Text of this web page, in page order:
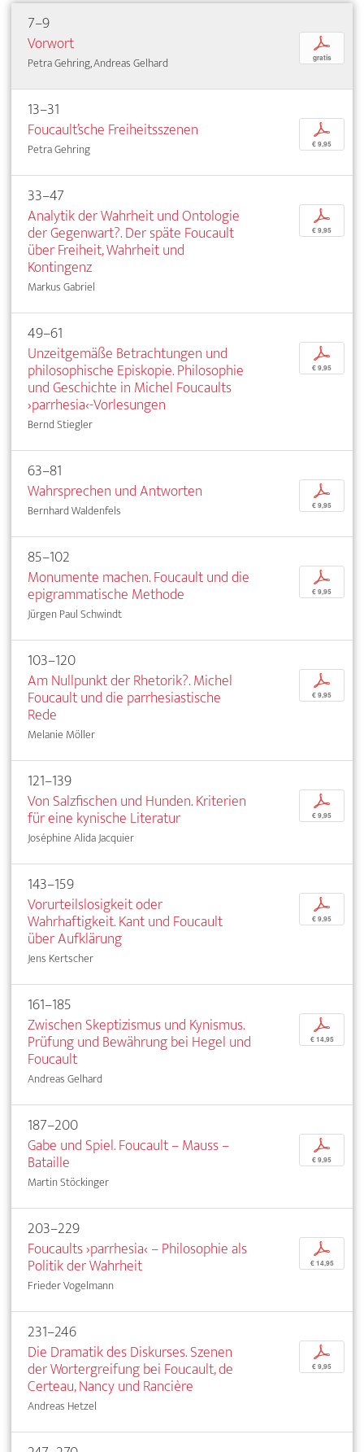
7–9
Vorwort
Petra Gehring, Andreas Gelhard
p
gratis
13–31
Foucault’sche Freiheitsszenen
Petra Gehring
p
€ 9,95
33–47
Analytik der Wahrheit und Ontologie
der Gegenwart?. Der späte Foucault
über Freiheit, Wahrheit und
Kontingenz
Markus Gabriel
p
€ 9,95
49–61
Unzeitgemäße Betrachtungen und
philosophische Episkopie. Philosophie
und Geschichte in Michel Foucaults
›parrhesia‹-Vorlesungen
Bernd Stiegler
p
€ 9,95
63–81
Wahrsprechen und Antworten
Bernhard Waldenfels
p
€ 9,95
85–102
Monumente machen. Foucault und die
epigrammatische Methode
Jürgen Paul Schwindt
p
€ 9,95
103–120
Am Nullpunkt der Rhetorik?. Michel
Foucault und die parrhesiastische
Rede
Melanie Möller
p
€ 9,95
121–139
Von Salzfischen und Hunden. Kriterien
für eine kynische Literatur
Joséphine Alida Jacquier
p
€ 9,95
143–159
Vorurteilslosigkeit oder
Wahrhaftigkeit. Kant und Foucault
über Aufklärung
Jens Kertscher
p
€ 9,95
161–185
Zwischen Skeptizismus und Kynismus.
Prüfung und Bewährung bei Hegel und
Foucault
Andreas Gelhard
p
€ 14,95
187–200
Gabe und Spiel. Foucault – Mauss –
Bataille
Martin Stöckinger
p
€ 9,95
203–229
Foucaults ›parrhesia‹ – Philosophie als
Politik der Wahrheit
Frieder Vogelmann
p
€ 14,95
231–246
Die Dramatik des Diskurses. Szenen
der Wortergreifung bei Foucault, de
Certeau, Nancy und Rancière
Andreas Hetzel
p
€ 9,95